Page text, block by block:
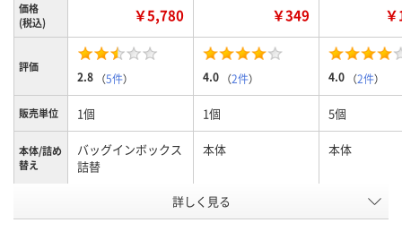
価格
(税込)
￥5,780 ￥349
評価
2.8 （5件） 4.0 （2件） 4.0 （2件）
販売単位 1個 1個 5個
本体/詰め
替え
バッグインボックス
詰替
本体 本体
詳しく見る